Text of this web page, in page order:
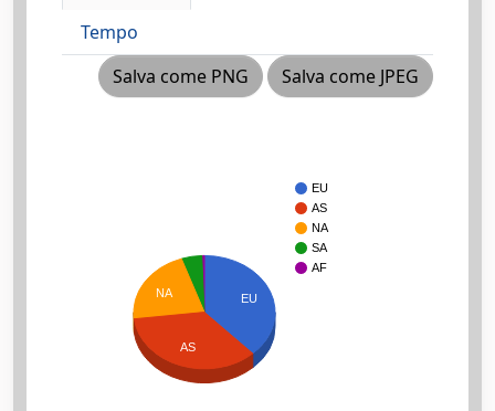
Tempo
Salva come PNG
Salva come JPEG
EU
AS
NA
SA
AF
EU
NA
AS